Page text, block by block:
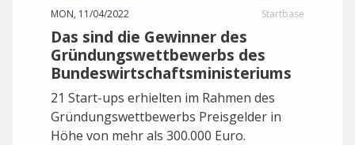
MON, 11/04/2022 Startbase
Das sind die Gewinner des
Gründungswettbewerbs des
Bundeswirtschaftsministeriums
21 Start-ups erhielten im Rahmen des
Gründungswettbewerbs Preisgelder in
Höhe von mehr als 300.000 Euro.